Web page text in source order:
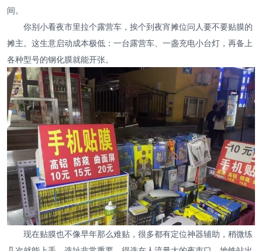
间。
你别小看夜市里拉个露营车，挨个到夜宵摊位问人要不要贴膜的
摊主。这生意启动成本极低：一台露营车、一盏充电小台灯，再备上
各种型号的钢化膜就能开张。
现在贴膜也不像早年那么难贴，很多都有定位神器辅助，稍微练